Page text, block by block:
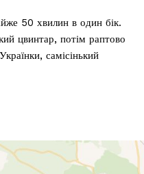
50 хвилин в один бік.
цвинтар, потім раптово
самісінький